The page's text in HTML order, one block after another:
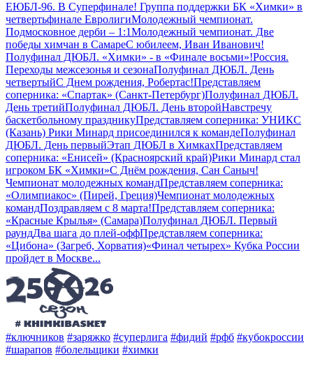
ЕЮБЛ-96. В Суперфинале! Группа поддержки БК «Химки» в
четвертьфинале ЕвролигиМолодежный чемпионат.
Подмосковное дерби – 1:1Молодежный чемпионат. Две
победы химчан в СамареС юбилеем, Иван Иванович!
Полуфинал ДЮБЛ. «Химки» - в «Финале восьми»!Россия.
Переходы межсезонья и сезонаПолуфинал ДЮБЛ. День
четвертыйС Днем рождения, Робертас!Представляем
соперника: «Спартак» (Санкт-Петербург)Полуфинал ДЮБЛ.
День третийПолуфинал ДЮБЛ. День второйНавстречу
баскетбольному праздникуПредставляем соперника: УНИКС
(Казань) Рики Минард присоединился к командеПолуфинал
ДЮБЛ. День первыйЭтап ДЮБЛ в ХимкахПредставляем
соперника: «Енисей» (Красноярский край)Рики Минард стал
игроком БК «Химки»C Днём рождения, Сан Саныч!
Чемпионат молодежных командПредставляем соперника:
«Олимпиакос» (Пирей, Греция)Чемпионат молодежных
командПоздравляем с 8 марта!Представляем соперника:
«Красные Крылья» (Самара)Полуфинал ДЮБЛ. Первый
раундДва шага до плей-оффПредставляем соперника:
«Цибона» (Загреб, Хорватия)«Финал четырех» Кубка России
пройдет в Москве...
#ключников #заряжко #суперлига #фидий #рфб #кубокроссии
#шарапов #болельщики #химки